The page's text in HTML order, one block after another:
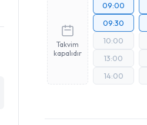
Takvim
kapalıdır
09:00
09:30
10:00
13:00
14:00